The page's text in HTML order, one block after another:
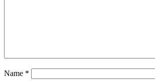
Name *